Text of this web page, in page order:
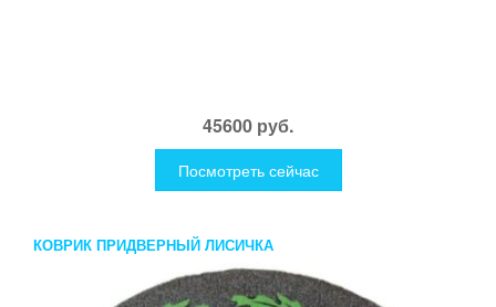
45600 руб.
Посмотреть сейчас
КОВРИК ПРИДВЕРНЫЙ ЛИСИЧКА